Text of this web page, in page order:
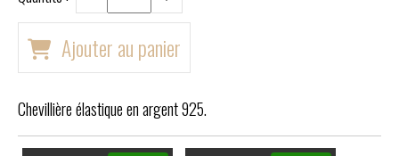
Ajouter au panier
Chevillière élastique en argent 925.